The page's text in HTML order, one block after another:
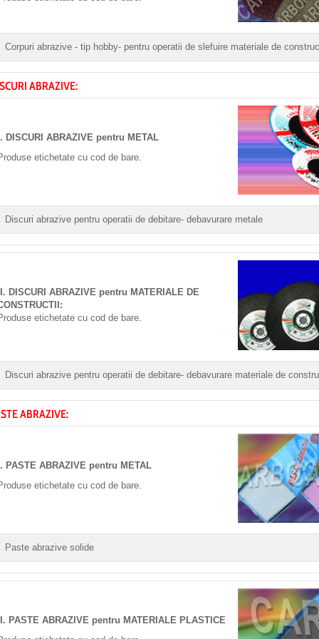
Corpuri abrazive - tip hobby- pentru operatii de slefuire materiale de
ABRAZIVE:
DISCURI ABRAZIVE pentru METAL
etichetate cu cod de bare.
Discuri abrazive pentru operatii de debitare- debavurare metale
DISCURI ABRAZIVE pentru MATERIALE DE
etichetate cu cod de bare.
Discuri abrazive pentru operatii de debitare- debavurare materiale de
ABRAZIVE:
PASTE ABRAZIVE pentru METAL
etichetate cu cod de bare.
Paste abrazive solide
PASTE ABRAZIVE pentru MATERIALE PLASTICE